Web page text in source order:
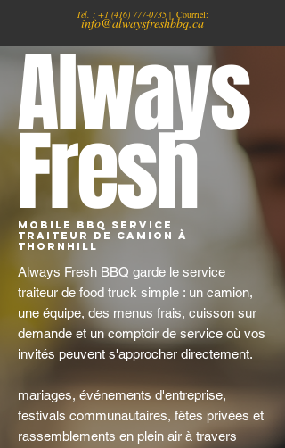
Tél. : +1 (416) 777-0735 | Courriel:
info@alwaysfreshbbq.ca
Always
Fresh
Mobile BBQ Service
traiteur de camion à
Thornhill
Always Fresh BBQ garde le service
traiteur de food truck simple : un camion,
une équipe, des menus frais, cuisson sur
demande et un comptoir de service où vos
invités peuvent s'approcher directement.
mariages, événements d'entreprise,
festivals communautaires, fêtes privées et
rassemblements en plein air à travers